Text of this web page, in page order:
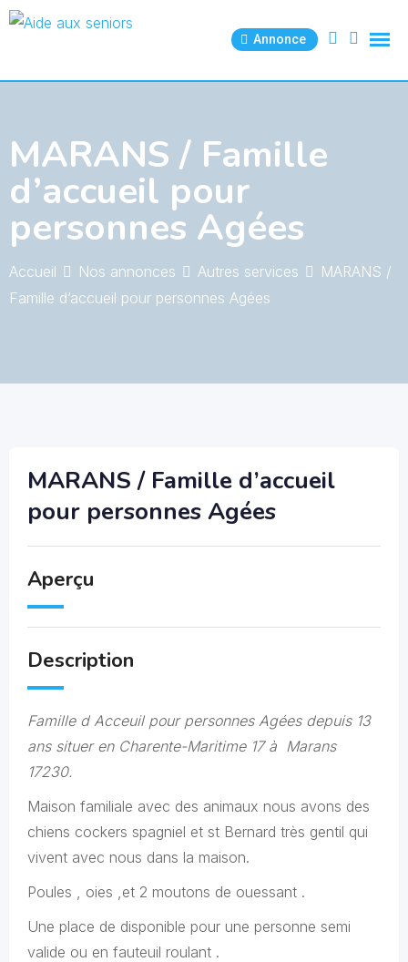
Skip
Annonce
MARANS / Famille
d’accueil pour
personnes Agées
Accueil Nos annonces Autres services
MARANS /
Famille d’accueil pour personnes Agées
MARANS / Famille d’accueil
pour personnes Agées
Aperçu
Description
Famille d Acceuil pour personnes Agées depuis 13
ans situer en Charente-Maritime 17 à Marans
17230.
Maison familiale avec des animaux nous avons des
chiens cockers spagniel et st Bernard très gentil qui
vivent avec nous dans la maison.
Poules , oies ,et 2 moutons de ouessant .
Une place de disponible pour une personne semi
valide ou en fauteuil roulant .